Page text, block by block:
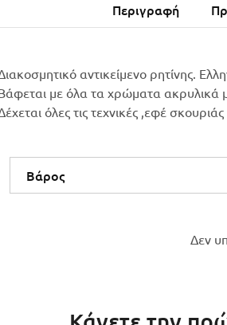
Περιγραφή
αντικείμενο ρητίνης.
με όλα τα χρώματα ακρυλικά
όλες τις τεχνικές ,εφέ
Βάρος
Δεν